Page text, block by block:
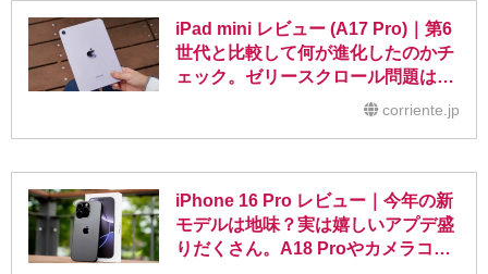
iPad mini レビュー (A17 Pro)｜第6
世代と比較して何が進化したのかチ
ェック。ゼリースクロール問題は直
corriente.jp
iPhone 16 Pro レビュー｜今年の新
モデルは地味？実は嬉しいアプデ盛
りだくさん。A18 Proやカメラコン